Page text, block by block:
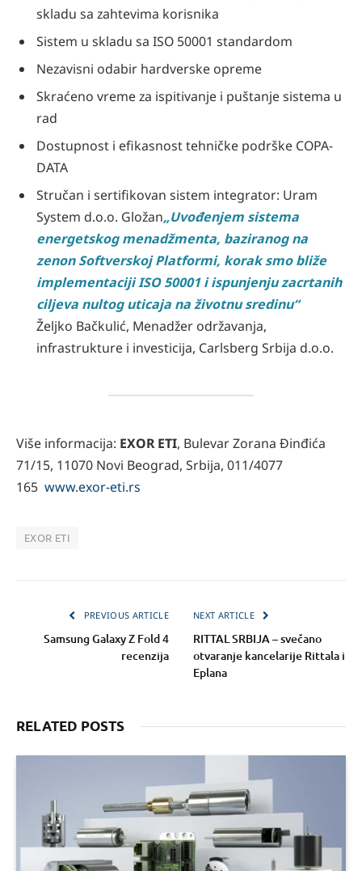
skladu sa zahtevima korisnika
Sistem u skladu sa ISO 50001 standardom
Nezavisni odabir hardverske opreme
Skraćeno vreme za ispitivanje i puštanje sistema u
rad
Dostupnost i efikasnost tehničke podrške COPA-
DATA
Stručan i sertifikovan sistem integrator: Uram
System d.o.o. Gložan„Uvođenjem sistema
energetskog menadžmenta, baziranog na
zenon Softverskoj Platformi, korak smo bliže
implementaciji ISO 50001 i ispunjenju zacrtanih
ciljeva nultog uticaja na životnu sredinu“
Željko Bačkulić, Menadžer održavanja,
infrastrukture i investicija, Carlsberg Srbija d.o.o.
Više informacija: EXOR ETI, Bulevar Zorana Đinđića
71/15, 11070 Novi Beograd, Srbija, 011/4077
165 www.exor-eti.rs
EXOR ETI
PREVIOUS ARTICLE
Samsung Galaxy Z Fold 4
recenzija
NEXT ARTICLE
RITTAL SRBIJA – svečano
otvaranje kancelarije Rittala i
Eplana
RELATED POSTS